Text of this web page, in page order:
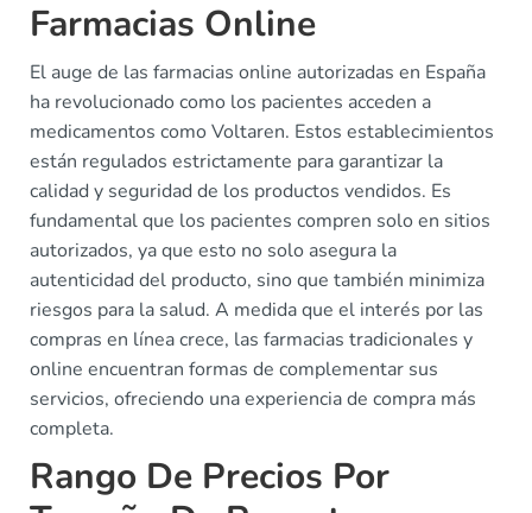
Farmacias Online
El auge de las farmacias online autorizadas en España
ha revolucionado como los pacientes acceden a
medicamentos como Voltaren. Estos establecimientos
están regulados estrictamente para garantizar la
calidad y seguridad de los productos vendidos. Es
fundamental que los pacientes compren solo en sitios
autorizados, ya que esto no solo asegura la
autenticidad del producto, sino que también minimiza
riesgos para la salud. A medida que el interés por las
compras en línea crece, las farmacias tradicionales y
online encuentran formas de complementar sus
servicios, ofreciendo una experiencia de compra más
completa.
Rango De Precios Por